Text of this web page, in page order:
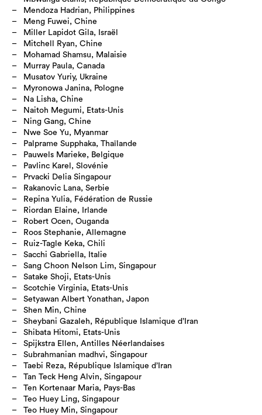
Mendoza Hadrian, Philippines
Meng Fuwei, Chine
Miller Lapidot Gila, Israël
Mitchell Ryan, Chine
Mohamad Shamsu, Malaisie
Murray Paula, Canada
Musatov Yuriy, Ukraine
Myronowa Janina, Pologne
Na Lisha, Chine
Naitoh Megumi, Etats-Unis
Ning Gang, Chine
Nwe Soe Yu, Myanmar
Palprame Supphaka, Thaïlande
Pauwels Marieke, Belgique
Pavlinc Karel, Slovénie
Prvacki Delia Singapour
Rakanovic Lana, Serbie
Repina Yulia, Fédération de Russie
Riordan Elaine, Irlande
Robert Ocen, Ouganda
Roos Stephanie, Allemagne
Ruiz-Tagle Keka, Chili
Sacchi Gabriella, Italie
Sang Choon Nelson Lim, Singapour
Satake Shoji, Etats-Unis
Scotchie Virginia, Etats-Unis
Setyawan Albert Yonathan, Japon
Shen Min, Chine
Sheybani Gazaleh, République Islamique d’Iran
Shibata Hitomi, Etats-Unis
Spijkstra Ellen, Antilles Néerlandaises
Subrahmanian madhvi, Singapour
Taebi Reza, République Islamique d’Iran
Tan Teck Heng Alvin, Singapour
Ten Kortenaar Maria, Pays-Bas
Teo Huey Ling, Singapour
Teo Huey Min, Singapour